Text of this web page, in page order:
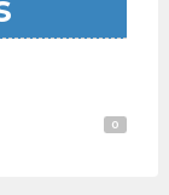
0